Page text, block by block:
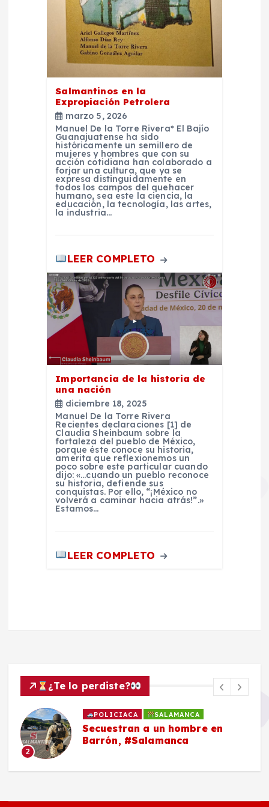
Salmantinos en la
Expropiación Petrolera
marzo 5, 2026
Manuel De la Torre Rivera* El Bajío
Guanajuatense ha sido
históricamente un semillero de
mujeres y hombres que con su
acción cotidiana han colaborado a
forjar una cultura, que ya se
expresa distinguidamente en
todos los campos del quehacer
humano, sea este la ciencia, la
educación, la tecnología, las artes,
la industria…
LEER COMPLETO
Importancia de la historia de
una nación
diciembre 18, 2025
Manuel De la Torre Rivera
Recientes declaraciones [1] de
Claudia Sheinbaum sobre la
fortaleza del pueblo de México,
porque éste conoce su historia,
amerita que reflexionemos un
poco sobre este particular cuando
dijo: «…cuando un pueblo reconoce
su historia, defiende sus
conquistas. Por ello, “¡México no
volverá a caminar hacia atrás!”.»
Estamos…
LEER COMPLETO
¿Te lo perdiste?
2
POLICIACA SALAMANCA
Secuestran a un hombre en
Barrón, #Salamanca